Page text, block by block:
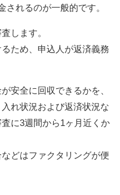
されるのが一般的です。
します。
ため、申込人が返済義務
安全に回収できるかを、
れ状況および返済状況な
に3週間から1ヶ月近くか
どはファクタリングが便